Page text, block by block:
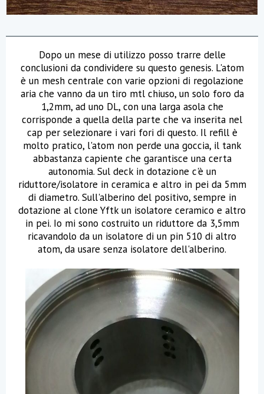
Dopo un mese di utilizzo posso trarre delle
conclusioni da condividere su questo genesis. L'atom
è un mesh centrale con varie opzioni di regolazione
aria che vanno da un tiro mtl chiuso, un solo foro da
1,2mm, ad uno DL, con una larga asola che
corrisponde a quella della parte che va inserita nel
cap per selezionare i vari fori di questo. Il refill è
molto pratico, l'atom non perde una goccia, il tank
abbastanza capiente che garantisce una certa
autonomia. Sul deck in dotazione c'è un
riduttore/isolatore in ceramica e altro in pei da 5mm
di diametro. Sull'alberino del positivo, sempre in
dotazione al clone Yftk un isolatore ceramico e altro
in pei. Io mi sono costruito un riduttore da 3,5mm
ricavandolo da un isolatore di un pin 510 di altro
atom, da usare senza isolatore dell'alberino.